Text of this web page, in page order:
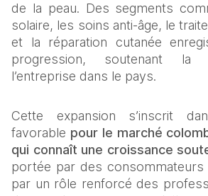
de la peau. Des segments
solaire, les soins anti-âge, le
et la réparation cutanée
progression, soutenant la
l’entreprise dans le pays.
Cette expansion s’inscrit
favorable pour le marché
qui connaît une croissance
portée par des
par un rôle renforcé des